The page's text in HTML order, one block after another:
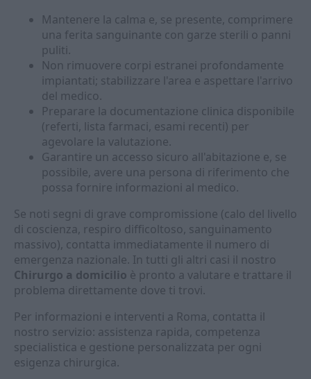
Mantenere la calma e, se presente, comprimere
una ferita sanguinante con garze sterili o panni
puliti.
Non rimuovere corpi estranei profondamente
impiantati; stabilizzare l'area e aspettare l'arrivo
del medico.
Preparare la documentazione clinica disponibile
(referti, lista farmaci, esami recenti) per
agevolare la valutazione.
Garantire un accesso sicuro all'abitazione e, se
possibile, avere una persona di riferimento che
possa fornire informazioni al medico.
Se noti segni di grave compromissione (calo del livello
di coscienza, respiro difficoltoso, sanguinamento
massivo), contatta immediatamente il numero di
emergenza nazionale. In tutti gli altri casi il nostro
Chirurgo a domicilio è pronto a valutare e trattare il
problema direttamente dove ti trovi.
Per informazioni e interventi a Roma, contatta il
nostro servizio: assistenza rapida, competenza
specialistica e gestione personalizzata per ogni
esigenza chirurgica.